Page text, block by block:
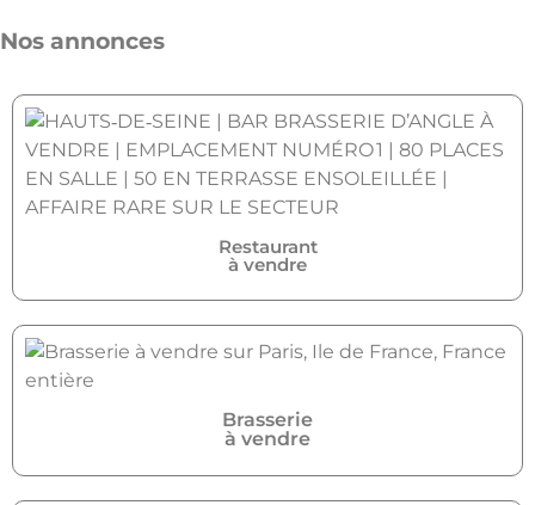
Nos annonces
Restaurant
à vendre
Brasserie
à vendre